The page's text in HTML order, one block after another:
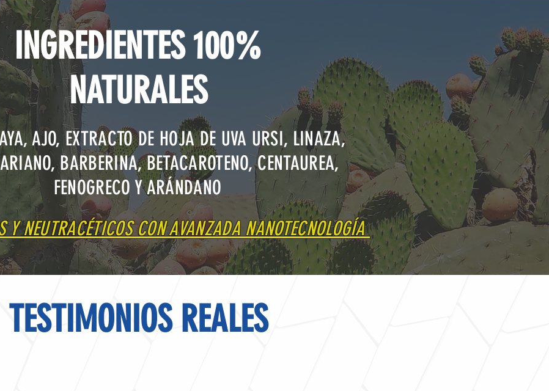
INGREDIENTES 100%
NATURALES
AJO, EXTRACTO DE HOJA DE UVA URSI, LINAZA,
BARBERINA, BETACAROTENO, CENTAUREA,
FENOGRECO Y ARÁNDANO
Y NEUTRACÉTICOS CON AVANZADA NANOTECNOLOGÍA
TESTIMONIOS REALES